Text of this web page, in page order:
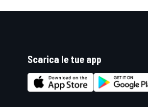
Scarica le tue app